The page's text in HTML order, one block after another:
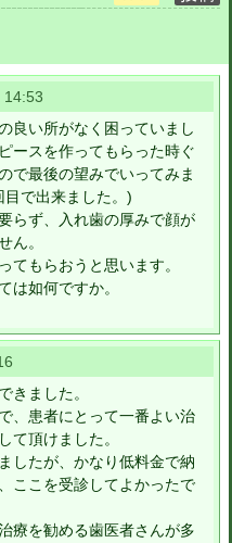
良い所がなく困っていまし
ースを作ってもらった時ぐ
で最後の望みでいってみま
目で出来ました。)
らず、入れ歯の厚みで顔が
ん。
てもらおうと思います。
は如何ですか。
きました。
、患者にとって一番よい治
て頂けました。
したが、かなり低料金で納
ここを受診してよかったで
療を勧める歯医者さんが多